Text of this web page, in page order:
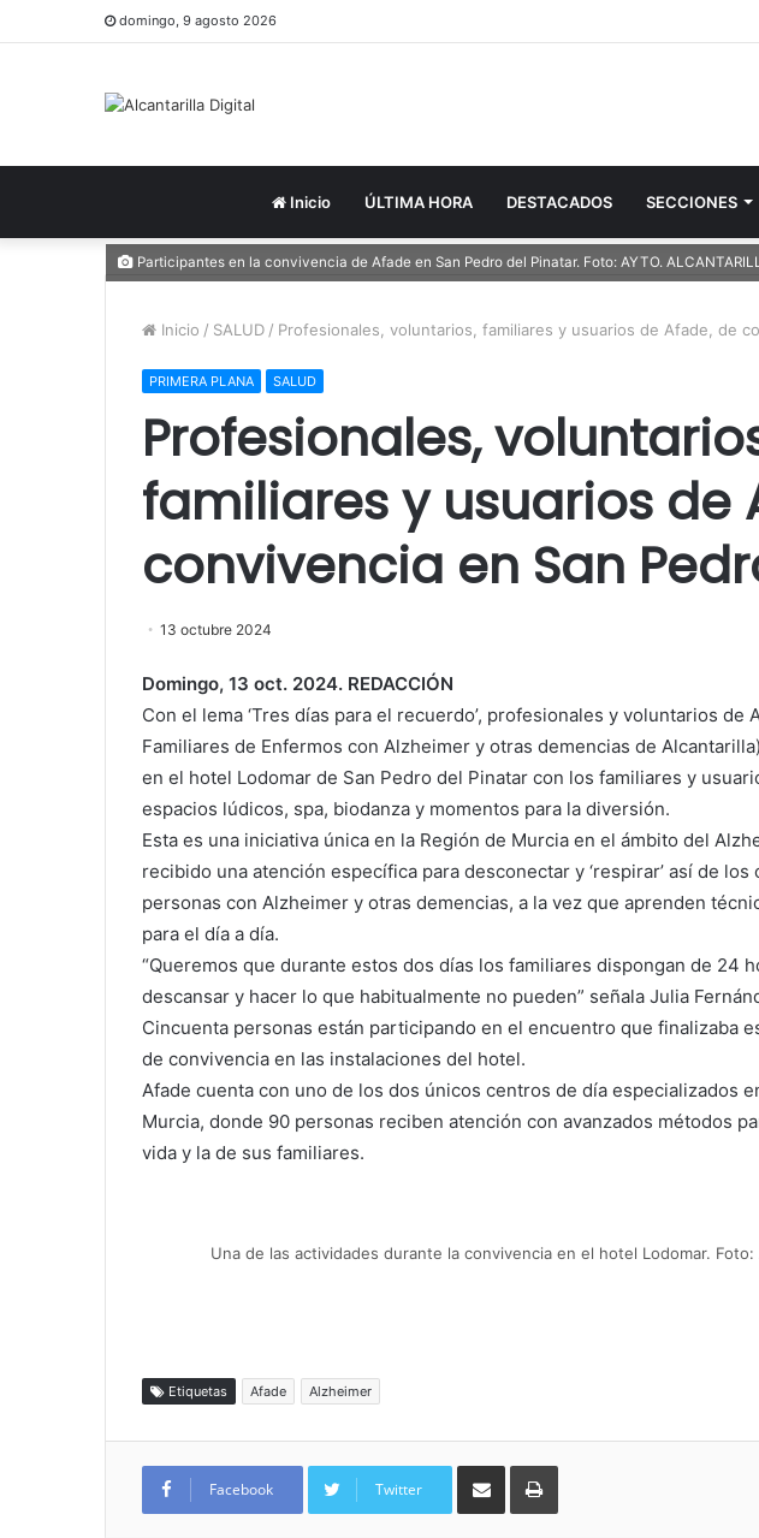
domingo, 9 agosto 2026
Inicio ÚLTIMA HORA DESTACADOS SECCIONES
Participantes en la convivencia de Afade en San Pedro del Pinatar. Foto: AYTO.
Inicio / SALUD / Profesionales, voluntarios, familiares y usuarios de Afade, de
PRIMERA PLANA SALUD
Profesionales,
familiares y usuarios de
convivencia en San
13 octubre 2024
Domingo, 13 oct. 2024. REDACCIÓN
Con el lema ‘Tres días para el recuerdo’, profesionales y voluntarios de
Familiares de Enfermos con Alzheimer y otras demencias de
en el hotel Lodomar de San Pedro del Pinatar con los familiares y
espacios lúdicos, spa, biodanza y momentos para la diversión.
Esta es una iniciativa única en la Región de Murcia en el ámbito del
recibido una atención específica para desconectar y ‘respirar’ así de
personas con Alzheimer y otras demencias, a la vez que aprenden
para el día a día.
“Queremos que durante estos dos días los familiares dispongan de 24
descansar y hacer lo que habitualmente no pueden” señala Julia
Cincuenta personas están participando en el encuentro que finalizaba
de convivencia en las instalaciones del hotel.
Afade cuenta con uno de los dos únicos centros de día especializados
Murcia, donde 90 personas reciben atención con avanzados métodos
vida y la de sus familiares.
Una de las actividades durante la convivencia en el hotel Lodomar. Foto:
Etiquetas Afade Alzheimer
Facebook Twitter
Compartir por correo electrónicoImprimir